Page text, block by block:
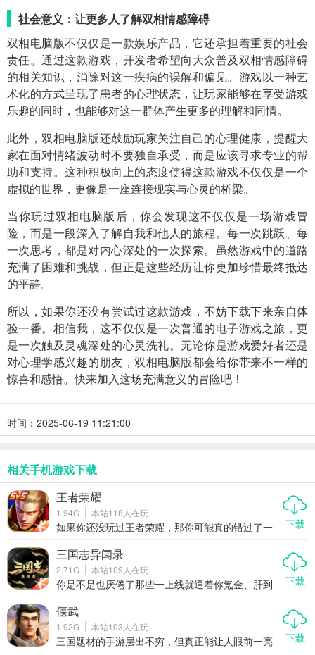
社会意义：让更多人了解双相情感障碍
双相电脑版不仅仅是一款娱乐产品，它还承担着重要的社会
责任。通过这款游戏，开发者希望向大众普及双相情感障碍
的相关知识，消除对这一疾病的误解和偏见。游戏以一种艺
术化的方式呈现了患者的心理状态，让玩家能够在享受游戏
乐趣的同时，也能够对这一群体产生更多的理解和同情。
此外，双相电脑版还鼓励玩家关注自己的心理健康，提醒大
家在面对情绪波动时不要独自承受，而是应该寻求专业的帮
助和支持。这种积极向上的态度使得这款游戏不仅仅是一个
虚拟的世界，更像是一座连接现实与心灵的桥梁。
当你玩过双相电脑版后，你会发现这不仅仅是一场游戏冒
险，而是一段深入了解自我和他人的旅程。每一次跳跃、每
一次思考，都是对内心深处的一次探索。虽然游戏中的道路
充满了困难和挑战，但正是这些经历让你更加珍惜最终抵达
的平静。
所以，如果你还没有尝试过这款游戏，不妨下载下来亲自体
验一番。相信我，这不仅仅是一次普通的电子游戏之旅，更
是一次触及灵魂深处的心灵洗礼。无论你是游戏爱好者还是
对心理学感兴趣的朋友，双相电脑版都会给你带来不一样的
惊喜和感悟。快来加入这场充满意义的冒险吧！
时间：2025-06-19 11:21:00
相关手机游戏下载
王者荣耀
1.94G 本站118 人在玩
如果你还没玩过王者荣耀，那你可能真的错过了一
国民级手游。这不仅仅是一款手机游戏，它更像是
一场全民参与的电竞狂欢，一个靠操作和意识说话
的公平竞技场。在这里，没有无敌的氪金英雄，只
有不断进阶的技术与团队配合。无论你是喜欢秀操
者荣耀都能给你一席之地。
下载
三国志异闻录
2.71G 本站109 人在玩
你是不是也厌倦了那些一上线就逼着你氪金、肝到
也能玩得爽的三国题材新游杀进市场——三国志异
闻录。这可不是又一款换皮卡牌堆战力的游戏，它
是腾讯首款Q版回合制RPG，主打轻松收集、开放
养成、自由交易，甚至还能搬砖赚点零花钱。没
下载
偃武
1.92G 本站103 人在玩
三国题材的手游层出不穷，但真正能让人眼前一亮
下载